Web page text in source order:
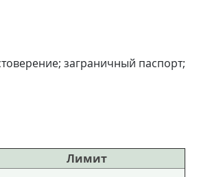
заграничный паспорт;
Лимит